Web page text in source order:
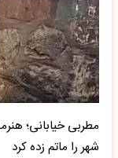
مطربی خیابانی؛
شهر را ماتم زده کرد